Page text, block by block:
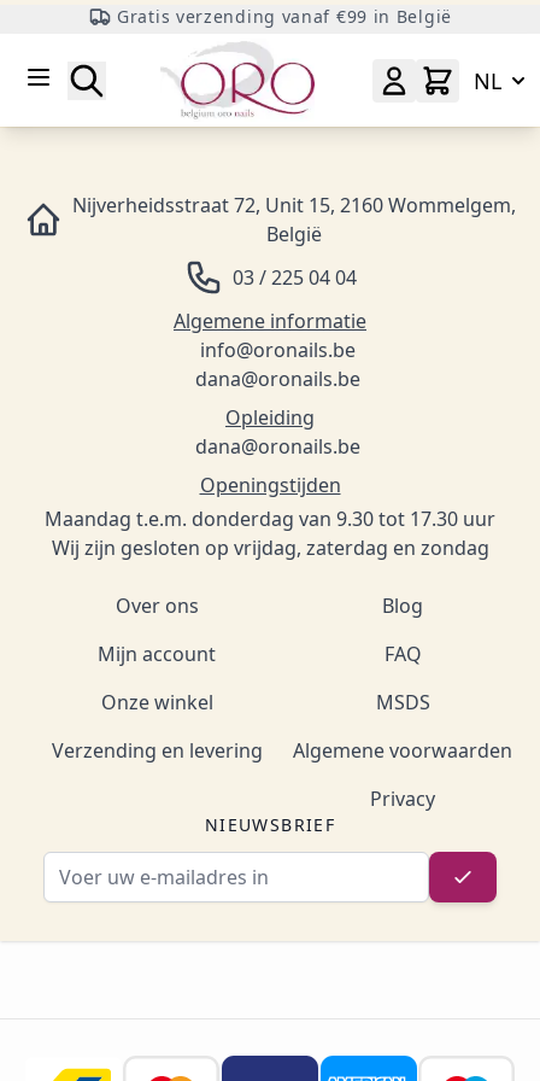
Gratis verzending vanaf €99 in België
Zoeken
NL
Nijverheidsstraat 72, Unit 15, 2160 Wommelgem,
België
03 / 225 04 04
Algemene informatie
info@oronails.be
dana@oronails.be
Opleiding
dana@oronails.be
Openingstijden
Maandag t.e.m. donderdag van 9.30 tot 17.30 uur
Wij zijn gesloten op vrijdag, zaterdag en zondag
Over ons
Mijn account
Onze winkel
Verzending en levering
Blog
FAQ
MSDS
Algemene voorwaarden
Privacy
NIEUWSBRIEF